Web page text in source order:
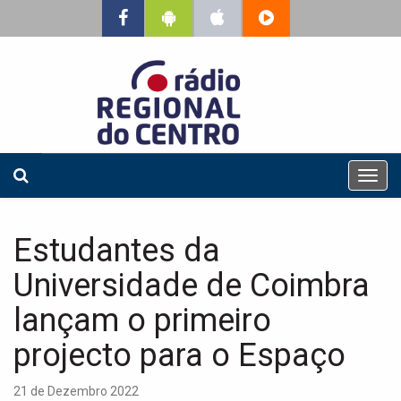
T
o
n
Estudantes da
Universidade de Coimbra
lançam o primeiro
projecto para o Espaço
21 de Dezembro 2022